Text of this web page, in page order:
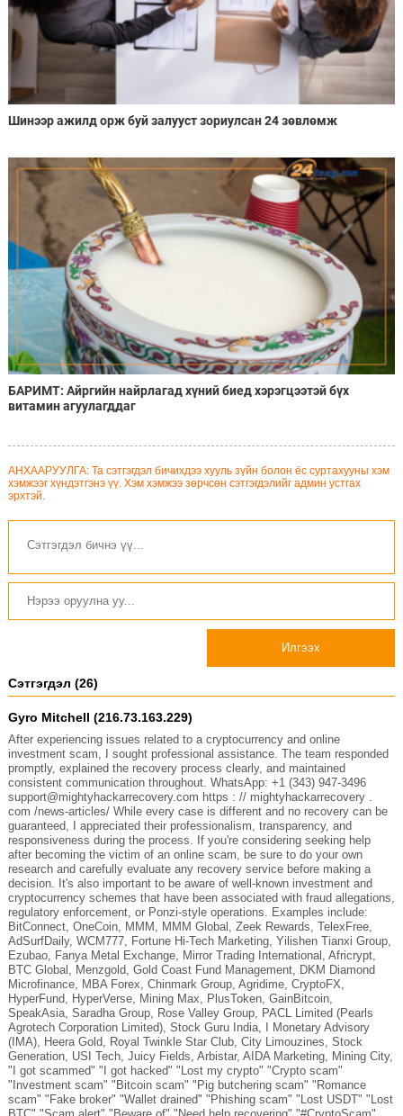
Шинээр ажилд орж буй залууст зориулсан 24 зөвлөмж
БАРИМТ: Айргийн найрлагад хүний биед хэрэгцээтэй бүх
витамин агуулагддаг
АНХААРУУЛГА: Та сэтгэгдэл бичихдээ хууль зүйн болон ёс суртахууны хэм
хэмжээг хүндэтгэнэ үү. Хэм хэмжээ зөрчсөн сэтгэгдэлийг админ устгах
эрхтэй.
Илгээх
Сэтгэгдэл (26)
Gyro Mitchell (216.73.163.229)
After experiencing issues related to a cryptocurrency and online
investment scam, I sought professional assistance. The team responded
promptly, explained the recovery process clearly, and maintained
consistent communication throughout. WhatsApp: +1 (343) 947-3496
support@mightyhackarrecovery.com https : // mightyhackarrecovery .
com /news-articles/ While every case is different and no recovery can be
guaranteed, I appreciated their professionalism, transparency, and
responsiveness during the process. If you're considering seeking help
after becoming the victim of an online scam, be sure to do your own
research and carefully evaluate any recovery service before making a
decision. It's also important to be aware of well-known investment and
cryptocurrency schemes that have been associated with fraud allegations,
regulatory enforcement, or Ponzi-style operations. Examples include:
BitConnect, OneCoin, MMM, MMM Global, Zeek Rewards, TelexFree,
AdSurfDaily, WCM777, Fortune Hi-Tech Marketing, Yilishen Tianxi Group,
Ezubao, Fanya Metal Exchange, Mirror Trading International, Africrypt,
BTC Global, Menzgold, Gold Coast Fund Management, DKM Diamond
Microfinance, MBA Forex, Chinmark Group, Agridime, CryptoFX,
HyperFund, HyperVerse, Mining Max, PlusToken, GainBitcoin,
SpeakAsia, Saradha Group, Rose Valley Group, PACL Limited (Pearls
Agrotech Corporation Limited), Stock Guru India, I Monetary Advisory
(IMA), Heera Gold, Royal Twinkle Star Club, City Limouzines, Stock
Generation, USI Tech, Juicy Fields, Arbistar, AIDA Marketing, Mining City,
"I got scammed" "I got hacked" "Lost my crypto" "Crypto scam"
"Investment scam" "Bitcoin scam" "Pig butchering scam" "Romance
scam" "Fake broker" "Wallet drained" "Phishing scam" "Lost USDT" "Lost